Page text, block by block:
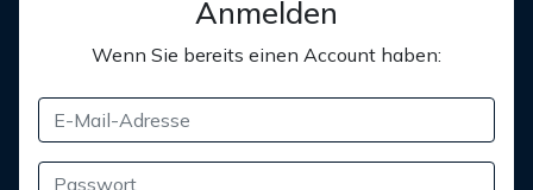
Anmelden
Wenn Sie bereits einen Account haben: